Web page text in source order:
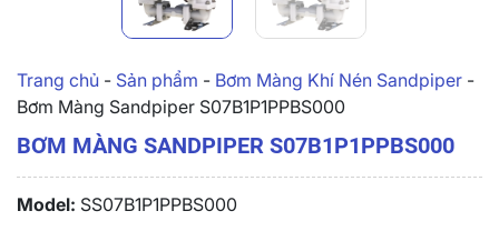
Trang chủ - Sản phẩm - Bơm Màng Khí Nén Sandpiper -
Bơm Màng Sandpiper S07B1P1PPBS000
BƠM MÀNG SANDPIPER S07B1P1PPBS000
Model: SS07B1P1PPBS000